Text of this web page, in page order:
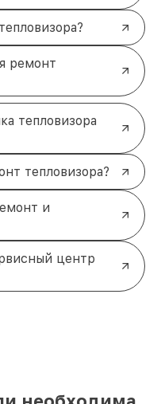
ремонт
тепловизора
тепловизора?
и
центр